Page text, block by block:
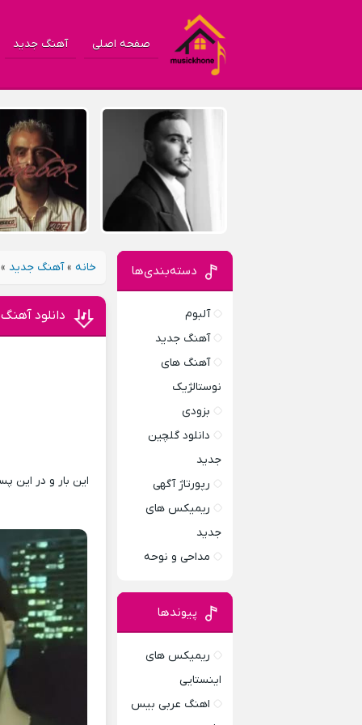
صفحه اصلی آهنگ جدید
خانه »آهنگ جدید
دانلود
این بار و در این
دسته‌بندی‌ها
آلبوم
آهنگ جدید
آهنگ های
نوستالژیک
بزودی
دانلود گلچین
جدید
رپورتاژ آگهی
ریمیکس های
جدید
مداحی و نوحه
پیوندها
ریمیکس های
اینستایی
اهنگ عربی بیس